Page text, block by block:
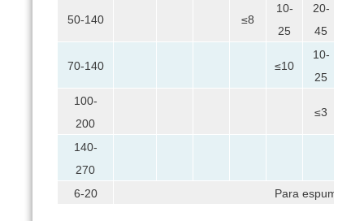
50-140 ≤8
10-
25
20-
45
70-140 ≤10
10-
25
100-
200
≤3
140-
270
6-20 Para espuma